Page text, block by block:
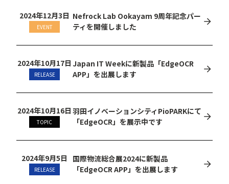
2024年12月3日
EVENT
Nefrock Lab Ookayam 9周年記念パー
ティを開催しました
2024年10月17日
RELEASE
Japan IT Weekに新製品「EdgeOCR
APP」を出展します
2024年10月16日
TOPIC
羽田イノベーションシティPioPARKにて
「EdgeOCR」を展示中です
2024年9月5日
RELEASE
国際物流総合展2024に新製品
「EdgeOCR APP」を出展します